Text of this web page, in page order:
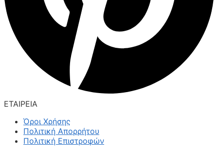
ΕΤΑΙΡΕΙΑ
Όροι Χρήσης
Πολιτική Απορρήτου
Πολιτική Επιστροφών